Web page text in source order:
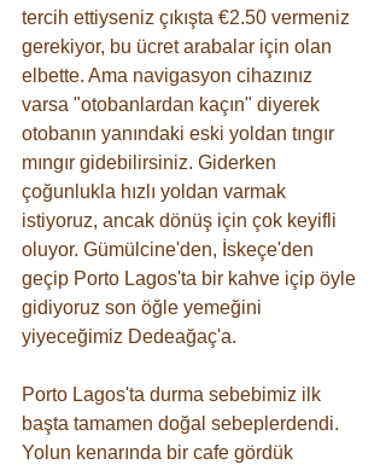
tercih ettiyseniz çıkışta €2.50 vermeniz
gerekiyor, bu ücret arabalar için olan
elbette. Ama navigasyon cihazınız
varsa "otobanlardan kaçın" diyerek
otobanın yanındaki eski yoldan tıngır
mıngır gidebilirsiniz. Giderken
çoğunlukla hızlı yoldan varmak
istiyoruz, ancak dönüş için çok keyifli
oluyor. Gümülcine'den, İskeçe'den
geçip Porto Lagos'ta bir kahve içip öyle
gidiyoruz son öğle yemeğini
yiyeceğimiz Dedeağaç'a.
Porto Lagos'ta durma sebebimiz ilk
başta tamamen doğal sebeplerdendi.
Yolun kenarında bir cafe gördük